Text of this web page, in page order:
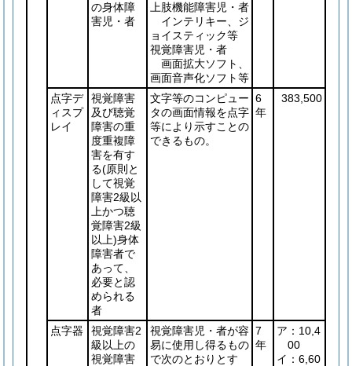
の身体障
害児・者
上肢機能障害児・者
インテリキー、ジ
ョイスティック等
視覚障害児・者
画面拡大ソフト、
画面音声化ソフト等
点字デ
ィスプ
レイ
視覚障害
及び聴覚
障害の重
度重複障
害を有す
る(原則と
して視覚
障害2級以
上かつ聴
覚障害2級
以上)身体
障害者で
あって、
必要と認
められる
者
文字等のコンピュー
タの画面情報を点字
等により示すことの
できるもの。
6
年
383,500
点字器
視覚障害2
級以上の
視覚障害
視覚障害児・者が容
易に使用し得るもの
で次のとおりとす
7
年
ア：10,4
00
イ：6,60